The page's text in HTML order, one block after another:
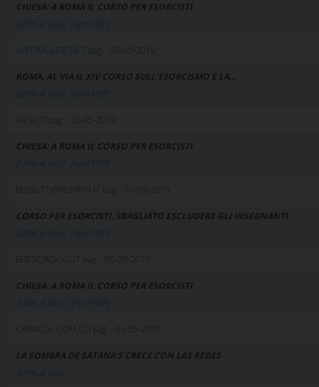
CHIESA: A ROMA IL CORSO PER ESORCISTI
[LINK al sito]
[Apri PDF]
ALTOMOLISE.NET pag. · 06-05-2019
ROMA, AL VIA IL XIV CORSO SULL’ESORCISMO E LA…
[LINK al sito]
[Apri PDF]
ANSA.IT pag. · 06-05-2019
CHIESA: A ROMA IL CORSO PER ESORCISTI
[LINK al sito]
[Apri PDF]
BLOG.TORREFARO.IT pag. · 06-05-2019
CORSO PER ESORCISTI, SBAGLIATO ESCLUDERE GLI INSEGNANTI
[LINK al sito]
[Apri PDF]
BRESCIAOGGI.IT pag. · 06-05-2019
CHIESA: A ROMA IL CORSO PER ESORCISTI
[LINK al sito]
[Apri PDF]
CARACOL.COM.CO pag. · 06-05-2019
LA SOMBRA DE SATANA’S CRECE CON LAS REDES
[LINK al sito]